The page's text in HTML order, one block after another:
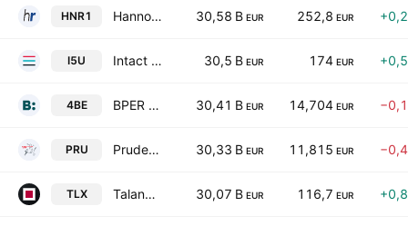
HNR1 Hannover Rueck SE 30,58 B EUR 252,8 EUR
I5U Intact Financial Corporation 30,5 B EUR 174 EUR
4BE BPER Banca S.p.A. 30,41 B EUR 14,704 EUR
PRU Prudential plc 30,33 B EUR 11,815 EUR
TLX Talanx AG 30,07 B EUR 116,7 EUR